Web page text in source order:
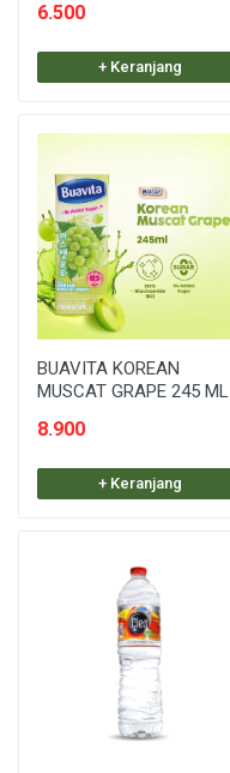
6.500
+ Keranjang
BUAVITA KOREAN
MUSCAT GRAPE 245 ML
8.900
+ Keranjang